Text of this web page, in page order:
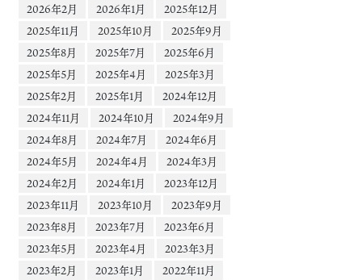
2026年2月
2026年1月
2025年12月
2025年11月
2025年10月
2025年9月
2025年8月
2025年7月
2025年6月
2025年5月
2025年4月
2025年3月
2025年2月
2025年1月
2024年12月
2024年11月
2024年10月
2024年9月
2024年8月
2024年7月
2024年6月
2024年5月
2024年4月
2024年3月
2024年2月
2024年1月
2023年12月
2023年11月
2023年10月
2023年9月
2023年8月
2023年7月
2023年6月
2023年5月
2023年4月
2023年3月
2023年2月
2023年1月
2022年11月